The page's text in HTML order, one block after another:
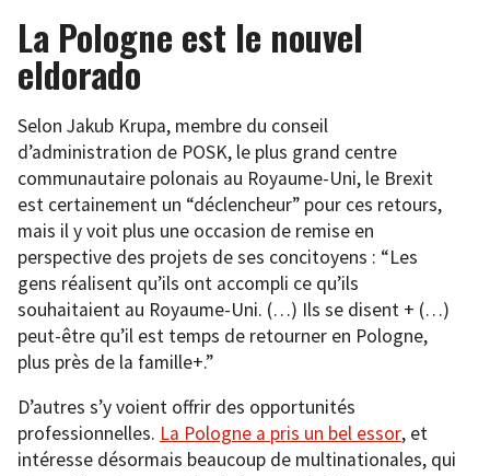
La Pologne est le nouvel
eldorado
Selon Jakub Krupa, membre du conseil
d’administration de POSK, le plus grand centre
communautaire polonais au Royaume-Uni, le Brexit
est certainement un “déclencheur” pour ces retours,
mais il y voit plus une occasion de remise en
perspective des projets de ses concitoyens : “Les
gens réalisent qu’ils ont accompli ce qu’ils
souhaitaient au Royaume-Uni. (…) Ils se disent + (…)
peut-être qu’il est temps de retourner en Pologne,
plus près de la famille+.”
D’autres s’y voient offrir des opportunités
professionnelles. La Pologne a pris un bel essor, et
intéresse désormais beaucoup de multinationales, qui